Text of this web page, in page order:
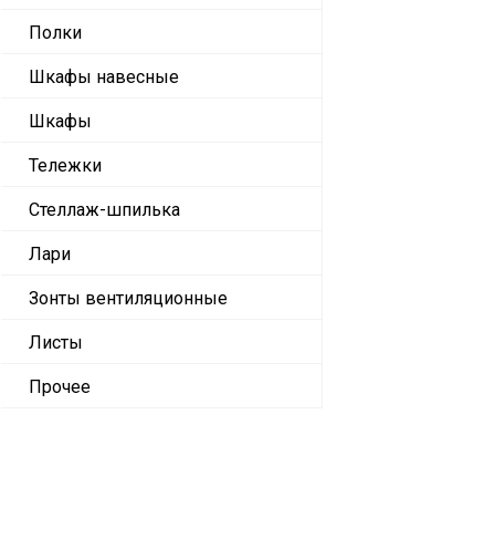
Полки
Шкафы навесные
Шкафы
Тележки
Стеллаж-шпилька
Лари
Зонты вентиляционные
Листы
Прочее